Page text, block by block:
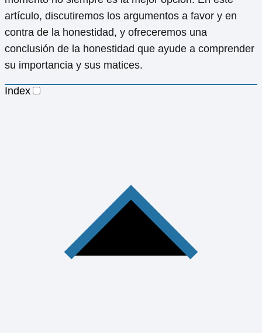
artículo, discutiremos los argumentos a favor y en
contra de la honestidad, y ofreceremos una
conclusión de la honestidad que ayude a comprender
su importancia y sus matices.
Index